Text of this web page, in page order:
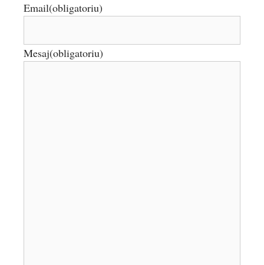
Email(obligatoriu)
Mesaj(obligatoriu)